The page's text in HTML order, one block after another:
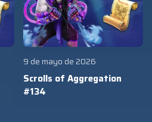
9 de mayo de 2026
Scrolls of Aggregation
#134